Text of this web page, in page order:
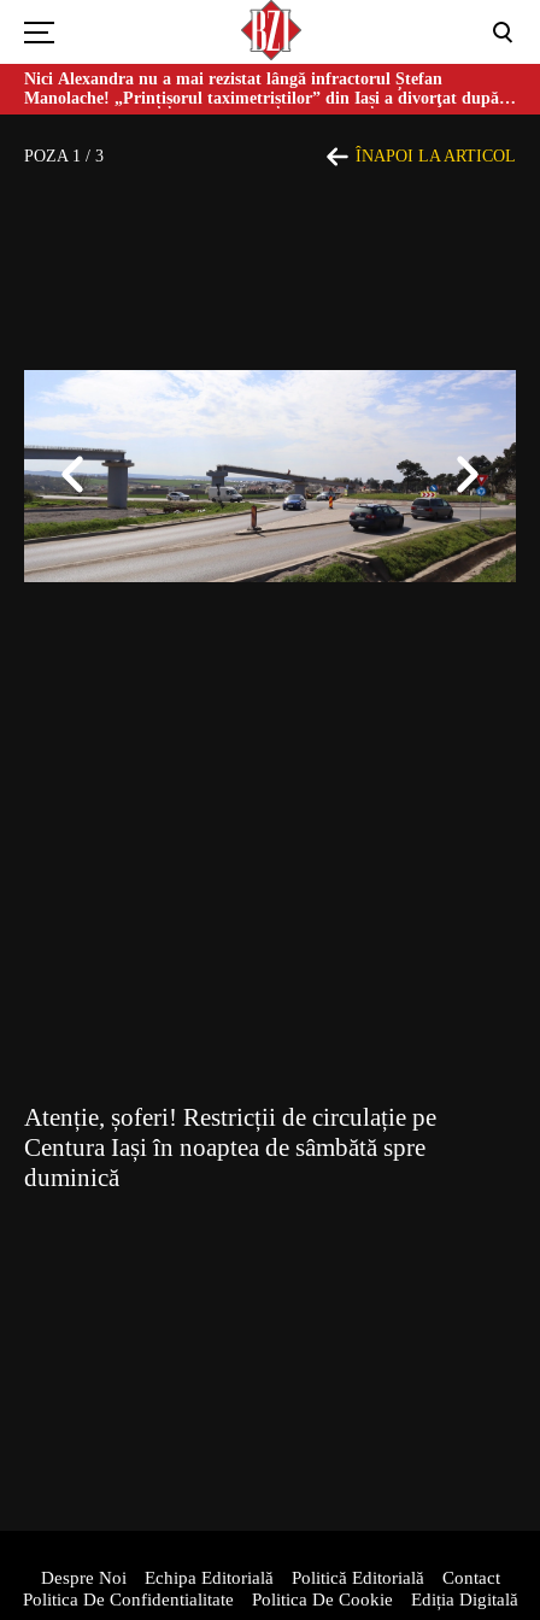
Nici Alexandra nu a mai rezistat lângă infractorul Ștefan
Manolache! „Prințișorul taximetriștilor” din Iași a divorţat după
doi ani de căsnicie
POZA 1 / 3 ÎNAPOI LA ARTICOL
Atenție, șoferi! Restricții de circulație pe
Centura Iași în noaptea de sâmbătă spre
duminică
Despre Noi Echipa Editorială Politică Editorială
Contact
Politica De Confidentialitate
Politica De Cookie Ediția Digitală